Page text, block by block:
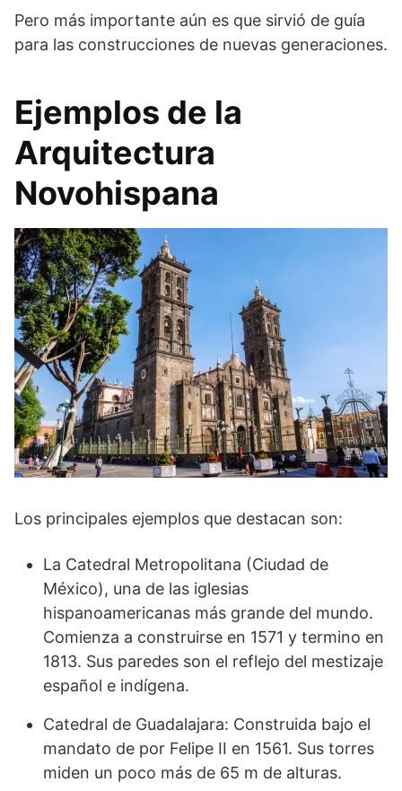
Pero más importante aún es que sirvió de guía
para las construcciones de nuevas generaciones.
Ejemplos de la
Arquitectura
Novohispana
Los principales ejemplos que destacan son:
La Catedral Metropolitana (Ciudad de
México), una de las iglesias
hispanoamericanas más grande del mundo.
Comienza a construirse en 1571 y termino en
1813. Sus paredes son el reflejo del mestizaje
español e indígena.
Catedral de Guadalajara: Construida bajo el
mandato de por Felipe II en 1561. Sus torres
miden un poco más de 65 m de alturas.